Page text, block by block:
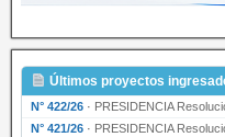
Últimos proyectos
N° 422/26 · PRESIDENCIA
N° 421/26 · PRESIDENCIA